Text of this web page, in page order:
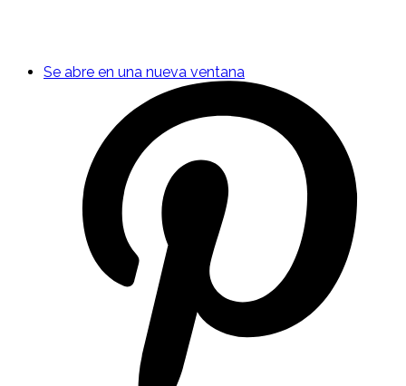
Se abre en una nueva ventana